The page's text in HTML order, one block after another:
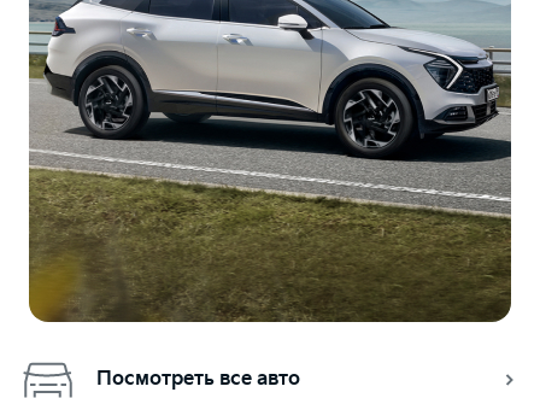
Посмотреть все авто